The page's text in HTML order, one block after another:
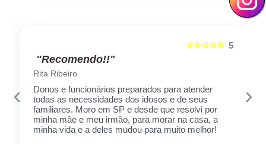
5
☆☆☆☆☆
"Recomendo!!"
Rita Ribeiro
Donos e funcionários preparados para atender
todas as necessidades dos idosos e de seus
familiares. Moro em SP e desde que resolvi por
minha mãe e meu irmão, para morar na casa, a
minha vida e a deles mudou para muito melhor!
‹ ›